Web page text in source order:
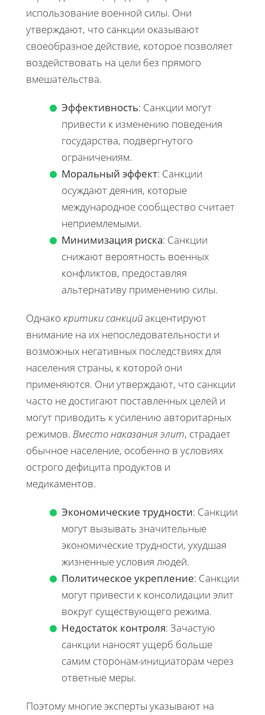
использование военной силы. Они
утверждают, что санкции оказывают
своеобразное действие, которое позволяет
воздействовать на цели без прямого
вмешательства.
Эффективность: Санкции могут
привести к изменению поведения
государства, подвергнутого
ограничениям.
Моральный эффект: Санкции
осуждают деяния, которые
международное сообщество считает
неприемлемыми.
Минимизация риска: Санкции
снижают вероятность военных
конфликтов, предоставляя
альтернативу применению силы.
Однако критики санкцийакцентируют
внимание на их непоследовательности и
возможных негативных последствиях для
населения страны, к которой они
применяются. Они утверждают, что санкции
часто не достигают поставленных целей и
могут приводить к усилению авторитарных
режимов. Вместо наказания элит, страдает
обычное население, особенно в условиях
острого дефицита продуктов и
медикаментов.
Экономические трудности: Санкции
могут вызывать значительные
экономические трудности, ухудшая
жизненные условия людей.
Политическое укрепление: Санкции
могут привести к консолидации элит
вокруг существующего режима.
Недостаток контроля: Зачастую
санкции наносят ущерб больше
самим сторонам-инициаторам через
ответные меры.
Поэтому многие эксперты указывают на